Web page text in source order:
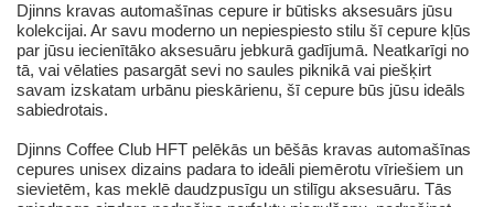
Djinns kravas automašīnas cepure ir būtisks aksesuārs jūsu
kolekcijai. Ar savu moderno un nepiespiesto stilu šī cepure kļūs
par jūsu iecienītāko aksesuāru jebkurā gadījumā. Neatkarīgi no
tā, vai vēlaties pasargāt sevi no saules piknikā vai piešķirt
savam izskatam urbānu pieskārienu, šī cepure būs jūsu ideāls
sabiedrotais.
Djinns Coffee Club HFT pelēkās un bēšās kravas automašīnas
cepures unisex dizains padara to ideāli piemērotu vīriešiem un
sievietēm, kas meklē daudzpusīgu un stilīgu aksesuāru. Tās